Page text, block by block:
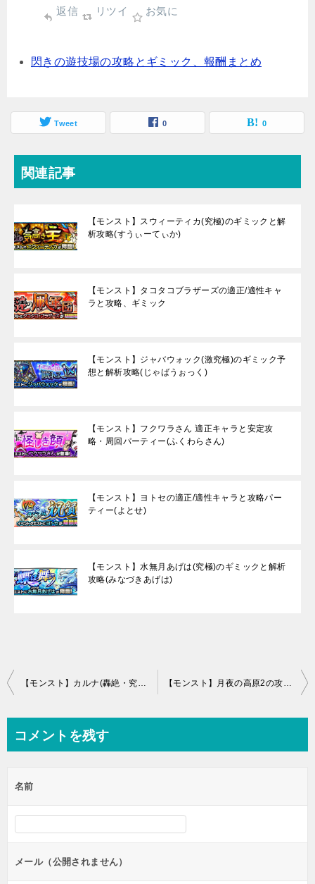
返信 リツイ お気に
閃きの遊技場の攻略とギミック、報酬まとめ
Tweet 0 0
関連記事
【モンスト】スウィーティカ(究極)のギミックと解
析攻略(すうぃーてぃか)
【モンスト】タコタコブラザーズの適正/適性キャ
ラと攻略、ギミック
【モンスト】ジャバウォック(激究極)のギミック予
想と解析攻略(じゃばうぉっく)
【モンスト】フクワラさん 適正キャラと安定攻
略・周回パーティー(ふくわらさん)
【モンスト】ヨトセの適正/適性キャラと攻略パー
ティー(よとせ)
【モンスト】水無月あげは(究極)のギミックと解析
攻略(みなづきあげは)
投
ビ
ー
シ
ン
【モンスト】カルナ(轟絶・究極)の攻略と適正/適性キャラ 【モンスト】月夜の高原2の攻略と適正キャラ、ギミック(閃きの遊技場/火)
コメントを残す
名前
メール（公開されません）